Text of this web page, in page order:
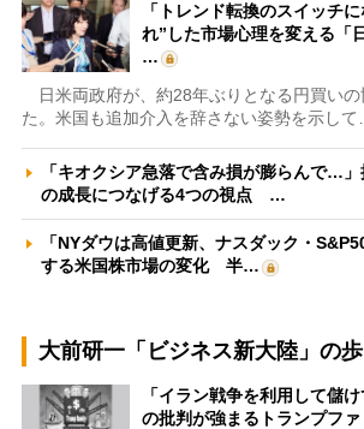
「トレンド転換のスイッチ
れ”した市場心理を変える「
…
日米両政府が、約28年ぶりとなる円買いの
た。米国も追加介入を辞さない姿勢を示し
「キオクシア急落で含み損が膨らんで…
の成長につなげる4つの視点 …
「NYダウは高値更新、ナスダック・
する米国株市場の変化 半…
大前研一「ビジネス新大陸」の
「イラン戦争を利用して儲
の批判が強まるトランプフ